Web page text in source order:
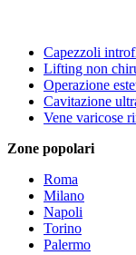
Capezzoli
Lifting non
Operazione
Cavitazione
Vene varicose
Zone popolari
Roma
Milano
Napoli
Torino
Palermo